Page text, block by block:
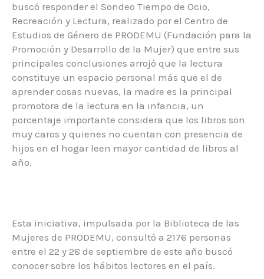
buscó responder el Sondeo Tiempo de Ocio,
Recreación y Lectura, realizado por el Centro de
Estudios de Género de PRODEMU (Fundación para la
Promoción y Desarrollo de la Mujer) que entre sus
principales conclusiones arrojó que la lectura
constituye un espacio personal más que el de
aprender cosas nuevas, la madre es la principal
promotora de la lectura en la infancia, un
porcentaje importante considera que los libros son
muy caros y quienes no cuentan con presencia de
hijos en el hogar leen mayor cantidad de libros al
año.
Esta iniciativa, impulsada por la Biblioteca de las
Mujeres de PRODEMU, consultó a 2176 personas
entre el 22 y 28 de septiembre de este año buscó
conocer sobre los hábitos lectores en el país.